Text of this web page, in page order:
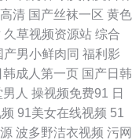
欧日韩av 91精东传媒网
美婷婷久久网 av爱福利
花视频 波多野洁衣家庭教
清 国产丝袜一区 黄色
久草视频资源站 综合
产男小鲜肉同 福利影
韩成人第一页 国产日韩
人 操视频免费91 日
91美女在线视频 51
波多野洁衣视频 污网